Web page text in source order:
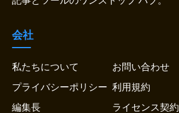
会社
私たちについて
お問い合わせ
プライバシーポリシー 利用規約
編集長
ライセンス契約